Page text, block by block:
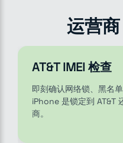
运营
AT&T IMEI 检查
即刻确认网络锁、黑名
iPhone 是锁定到 AT&T
商。